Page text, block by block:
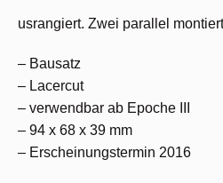
usrangiert. Zwei parallel
– Bausatz
– Lacercut
– verwendbar ab Epoche III
– 94 x 68 x 39 mm
– Erscheinungstermin 2016